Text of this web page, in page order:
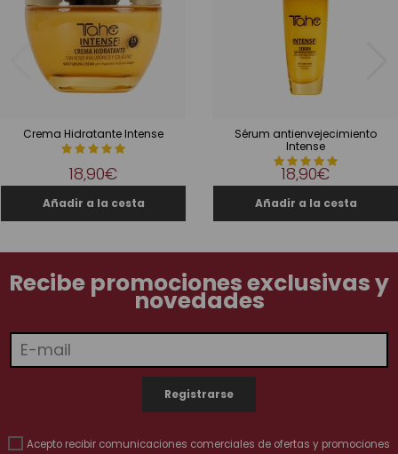
Crema Hidratante Intense
18,90€
Sérum antienvejecimiento
Intense
18,90€
Recibe promociones exclusivas y
novedades
Acepto recibir comunicaciones comerciales de ofertas y promociones